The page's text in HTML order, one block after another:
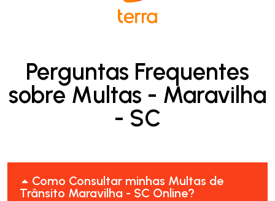
Perguntas Frequentes
sobre Multas - Maravilha
- SC
Como Consultar minhas Multas de
Trânsito Maravilha - SC Online?